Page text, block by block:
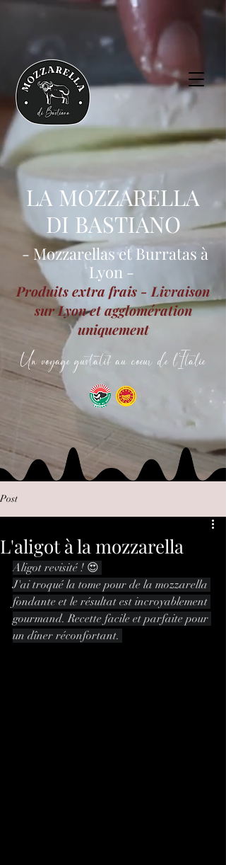
LA MOZZARELLA
DI BASTIANO
- Mozzarellas et Burratas à
Lyon -
Produits extra frais - Livraison
sur Lyon et agglomération
uniquement
Un voyage gustatif au coeur de l'Italie
Post
L'aligot à la mozzarella
Aligot revisité ! 😍
J'ai troqué la tome pour de la mozzarella
fondante et le résultat est incroyablement
gourmand. Recette facile et parfaite pour
un dîner réconfortant.